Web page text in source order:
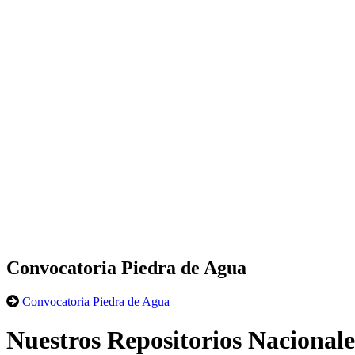
Convocatoria Piedra de Agua
Convocatoria Piedra de Agua
Nuestros Repositorios